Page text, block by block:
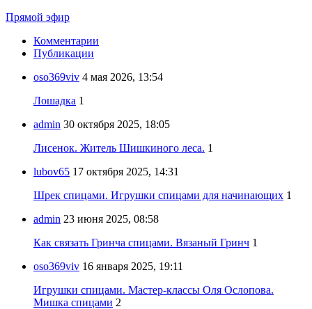
Прямой эфир
Комментарии
Публикации
oso369viv 4 мая 2026, 13:54
Лошадка 1
admin 30 октября 2025, 18:05
Лисенок. Житель Шишкиного леса. 1
lubov65 17 октября 2025, 14:31
Шрек спицами. Игрушки спицами для начинающих 1
admin 23 июня 2025, 08:58
Как связать Гринча спицами. Вязаный Гринч 1
oso369viv 16 января 2025, 19:11
Игрушки спицами. Мастер-классы Оля Ослопова.
Мишка спицами 2